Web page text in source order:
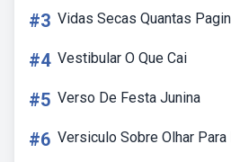
#3 Vidas Secas Quantas
#4 Vestibular O Que Cai
#5 Verso De Festa Junina
#6 Versiculo Sobre Olhar Para